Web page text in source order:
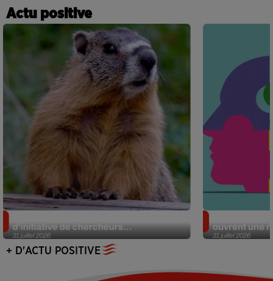
Actu positive
31 juillet 2026
d’initiative de chercheurs...
31 juillet 2026
ouvrent une
+ D'ACTU POSITIVE